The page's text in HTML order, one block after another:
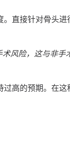
直接针对骨头
风险，这与非手
高的预期。在